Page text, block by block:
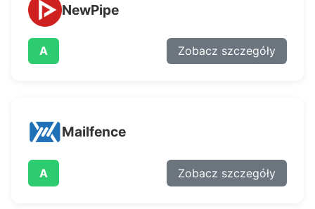
NewPipe
A Zobacz szczegóły
Mailfence
A Zobacz szczegóły